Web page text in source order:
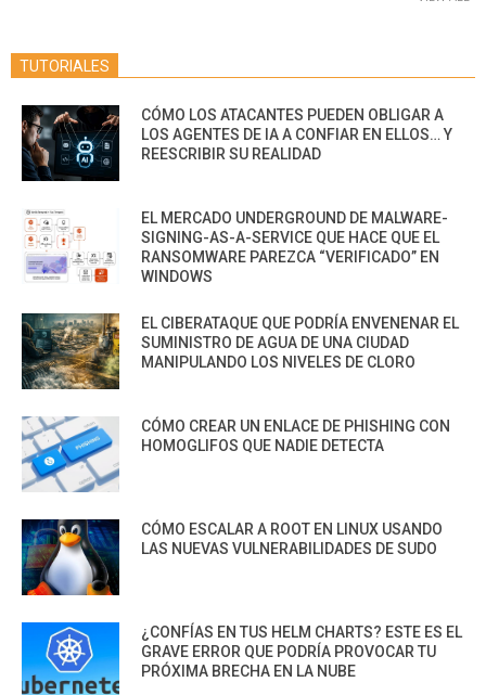
TUTORIALES
CÓMO LOS ATACANTES PUEDEN OBLIGAR A
LOS AGENTES DE IA A CONFIAR EN ELLOS… Y
REESCRIBIR SU REALIDAD
EL MERCADO UNDERGROUND DE MALWARE-
SIGNING-AS-A-SERVICE QUE HACE QUE EL
RANSOMWARE PAREZCA “VERIFICADO” EN
WINDOWS
EL CIBERATAQUE QUE PODRÍA ENVENENAR EL
SUMINISTRO DE AGUA DE UNA CIUDAD
MANIPULANDO LOS NIVELES DE CLORO
CÓMO CREAR UN ENLACE DE PHISHING CON
HOMOGLIFOS QUE NADIE DETECTA
CÓMO ESCALAR A ROOT EN LINUX USANDO
LAS NUEVAS VULNERABILIDADES DE SUDO
¿CONFÍAS EN TUS HELM CHARTS? ESTE ES EL
GRAVE ERROR QUE PODRÍA PROVOCAR TU
PRÓXIMA BRECHA EN LA NUBE